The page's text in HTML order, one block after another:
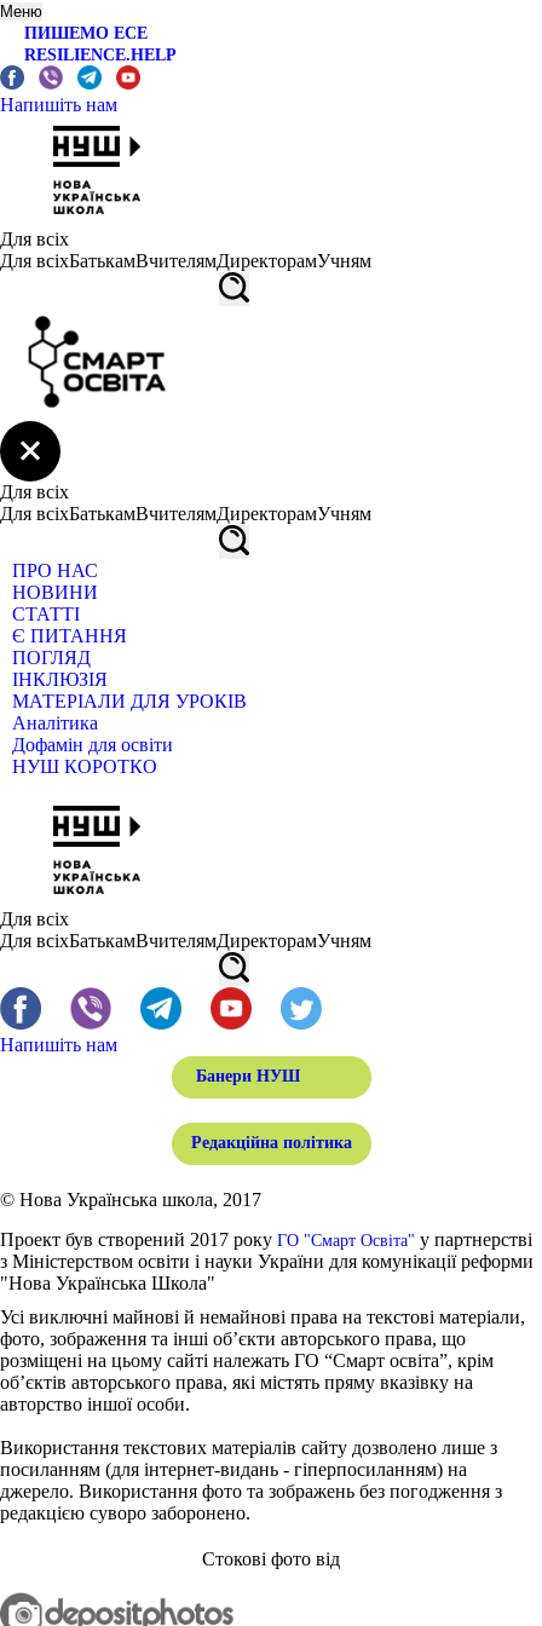
Меню
ПИШЕМО ЕСЕ
RESILIENCE.HELP
Напишіть нам
Для всіх
Для всіхБатькамВчителямДиректорамУчням
Для всіх
Для всіхБатькамВчителямДиректорамУчням
ПРО НАС
НОВИНИ
СТАТТІ
Є ПИТАННЯ
ПОГЛЯД
ІНКЛЮЗІЯ
МАТЕРІАЛИ ДЛЯ УРОКІВ
Аналітика
Дофамін для освіти
НУШ КОРОТКО
Для всіх
Для всіхБатькамВчителямДиректорамУчням
Напишіть нам
Банери НУШ
Редакційна політика
© Нова Українська школа, 2017
Проект був створений 2017 року ГО "Смарт Освіта" у партнерстві
з Міністерством освіти і науки України для комунікації реформи
"Нова Українська Школа"
Усі виключні майнові й немайнові права на текстові матеріали,
фото, зображення та інші об’єкти авторського права, що
розміщені на цьому сайті належать ГО “Смарт освіта”, крім
об’єктів авторського права, які містять пряму вказівку на
авторство іншої особи.
Використання текстових матеріалів сайту дозволено лише з
посиланням (для інтернет-видань - гіперпосиланням) на
джерело. Використання фото та зображень без погодження з
редакцією суворо заборонено.
Стокові фото від